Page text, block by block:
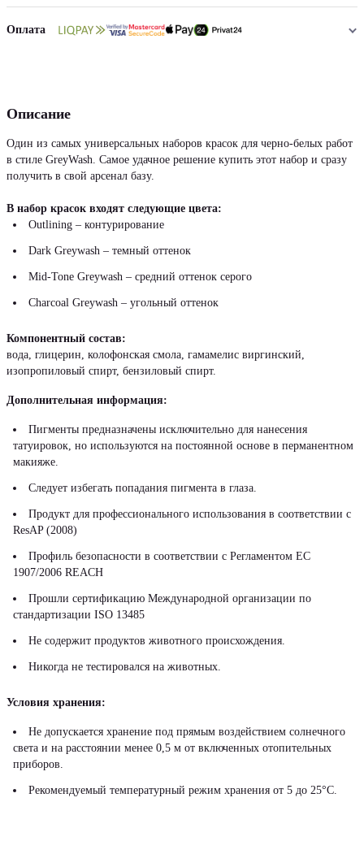
Оплата
Описание
Один из самых универсальных наборов красок для черно-белых работ
в стиле GreyWash. Самое удачное решение купить этот набор и сразу
получить в свой арсенал базу.
В набор красок входят следующие цвета:
Outlining – контурирование
Dark Greywash – темный оттенок
Mid-Tone Greywash – средний оттенок серого
Charcoal Greywash – угольный оттенок
Компонентный состав:
вода, глицерин, колофонская смола, гамамелис виргинский,
изопропиловый спирт, бензиловый спирт.
Дополнительная информация:
Пигменты предназначены исключительно для нанесения
татуировок, но используются на постоянной основе в перманентном
макияже.
Следует избегать попадания пигмента в глаза.
Продукт для профессионального использования в соответствии с
ResAP (2008)
Профиль безопасности в соответствии с Регламентом ЕС
1907/2006 REACH
Прошли сертификацию Международной организации по
стандартизации ISO 13485
Не содержит продуктов животного происхождения.
Никогда не тестировался на животных.
Условия хранения:
Не допускается хранение под прямым воздействием солнечного
света и на расстоянии менее 0,5 м от включенных отопительных
приборов.
Рекомендуемый температурный режим хранения от 5 до 25°С.